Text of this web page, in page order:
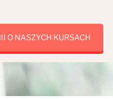
O NASZYCH KURSACH